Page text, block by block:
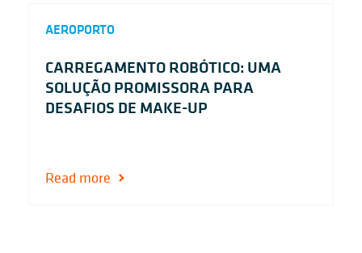
AEROPORTO
CARREGAMENTO ROBÓTICO: UMA
SOLUÇÃO PROMISSORA PARA
DESAFIOS DE MAKE-UP
Read more